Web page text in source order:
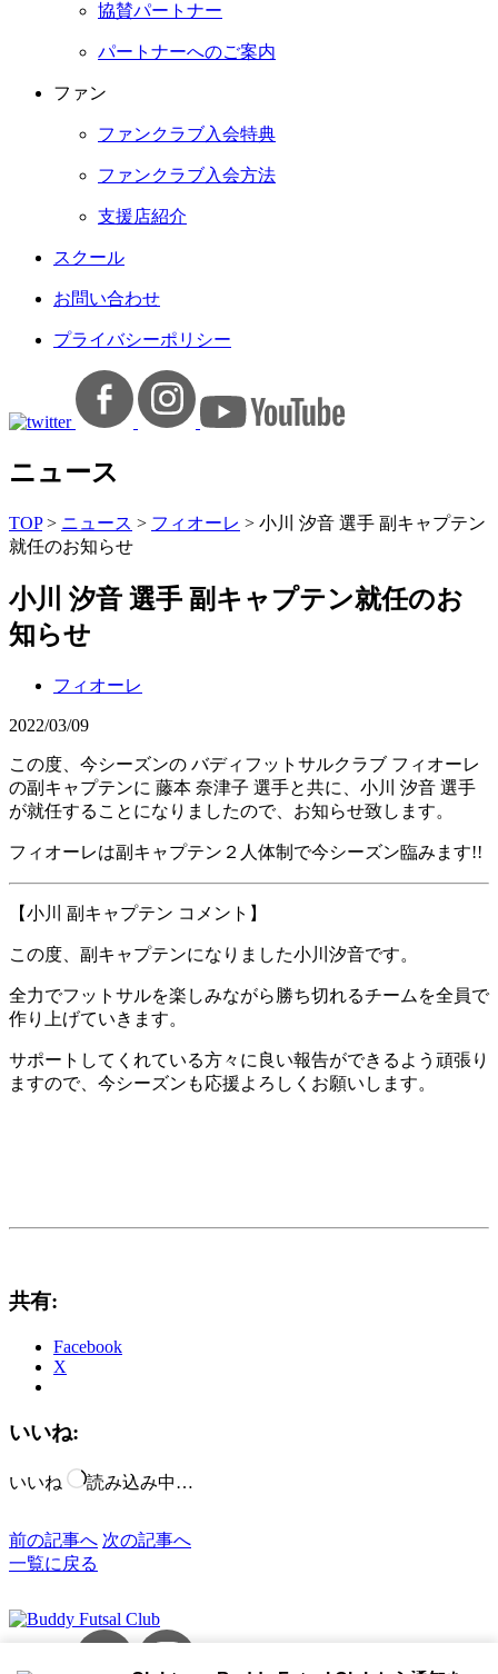
協賛パートナー
パートナーへのご案内
ファン
ファンクラブ入会特典
ファンクラブ入会方法
支援店紹介
スクール
お問い合わせ
プライバシーポリシー
ニュース
TOP> ニュース > フィオーレ > 小川 汐音 選手 副キャプテン
就任のお知らせ
小川 汐音 選手 副キャプテン就任のお
知らせ
フィオーレ
2022/03/09
この度、今シーズンの バディフットサルクラブ フィオーレ
の副キャプテンに 藤本 奈津子 選手と共に、小川 汐音 選手
が就任することになりましたので、お知らせ致します。
フィオーレは副キャプテン２人体制で今シーズン臨みます!!
【小川 副キャプテン コメント】
この度、副キャプテンになりました小川汐音です。
全力でフットサルを楽しみながら勝ち切れるチームを全員で
作り上げていきます。
サポートしてくれている方々に良い報告ができるよう頑張り
ますので、今シーズンも応援よろしくお願いします。
共有:
Facebook
X
いいね:
いいね 読み込み中…
前の記事へ 次の記事へ
一覧に戻る